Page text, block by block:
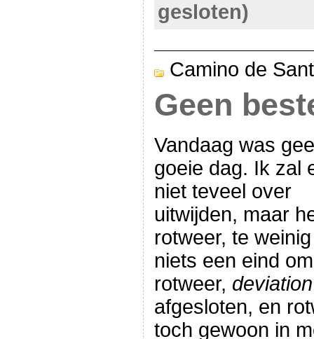
gesloten)
Camino de
Geen
Vandaag was
goeie dag. Ik zal
niet teveel over
uitwijden, maar
rotweer, te
niets een eind
rotweer, deviation
afgesloten, en
toch gewoon in